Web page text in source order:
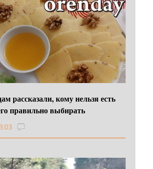
рассказали, кому нельзя есть
правильно выбирать